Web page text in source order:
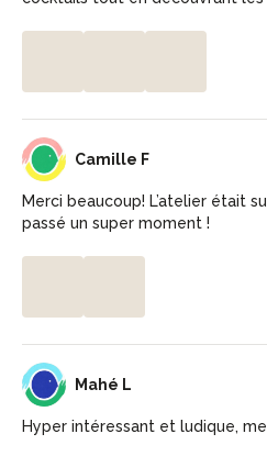
CF Camille F
Merci beaucoup! L’atelier était
passé un super moment !
ML Mahé L
Hyper intéressant et ludique,